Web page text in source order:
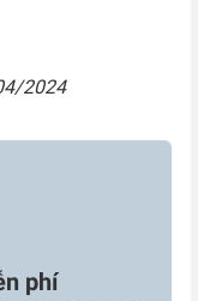
2024
phí